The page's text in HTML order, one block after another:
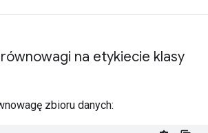
na etykiecie klasy
zbioru danych: